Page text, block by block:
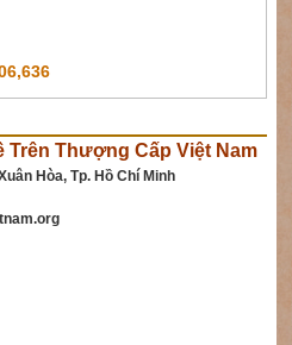
Trên Thượng Cấp Việt Nam
Hòa, Tp. Hồ Chí Minh